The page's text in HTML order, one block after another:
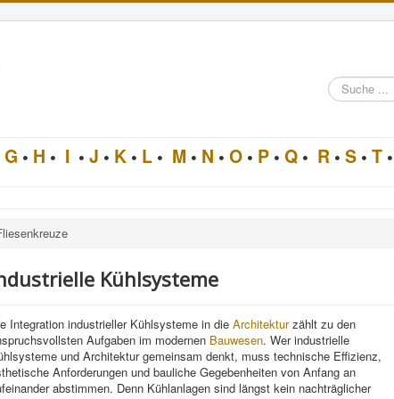
Suche
im
G • H • I • J • K • L • M • N • O • P • Q • R • S • T •
Kühlsysteme
Integration industrieller Kühlsysteme in die Architekturzählt zu den
Aufgaben im modernen Bauwesen. Wer industrielle
und Architektur gemeinsam denkt, muss technische Effizienz,
Anforderungen und bauliche Gegebenheiten von Anfang an
abstimmen. Denn Kühlanlagen sind längst kein nachträglicher